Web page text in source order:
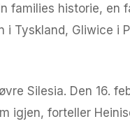
families historie, en
Tyskland, Gliwice i
Silesia. Den 16.
igjen, forteller